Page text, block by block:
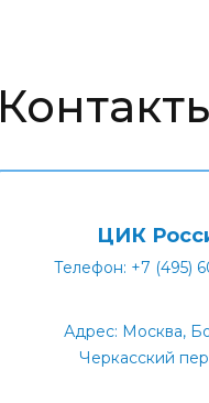
ЦИК
Телефон: +7 (495)
Адрес: Москва,
Черкасский